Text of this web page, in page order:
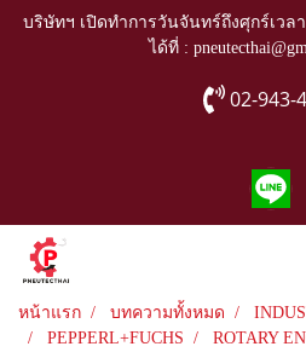
บริษัทฯ เปิดทำการวันจันทร์ถึงศุกร์เวล
ได้ที่ :
02-943-
หน้าแรก บทความทั้งหมด
PEPPERL+FUCHS
ROTARY